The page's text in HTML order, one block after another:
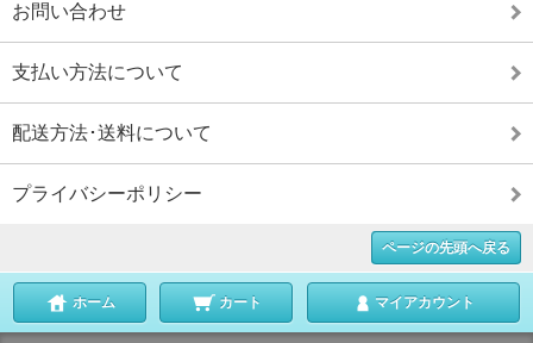
お問い合わせ
支払い方法について
配送方法･送料について
プライバシーポリシー
ページの先頭へ戻る
ホーム カート マイアカウント